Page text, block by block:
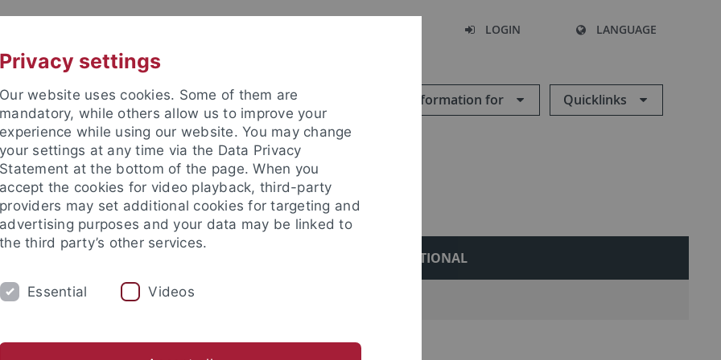
LOGIN LANGUAGE
Information for Quicklinks
INTERNATIONAL
Theology Event archive
Privacy settings
Our website uses cookies. Some of them are
mandatory, while others allow us to improve your
experience while using our website. You may change
your settings at any time via the Data Privacy
Statement at the bottom of the page. When you
accept the cookies for video playback, third-party
providers may set additional cookies for targeting and
advertising purposes and your data may be linked to
the third party’s other services.
Essential Videos